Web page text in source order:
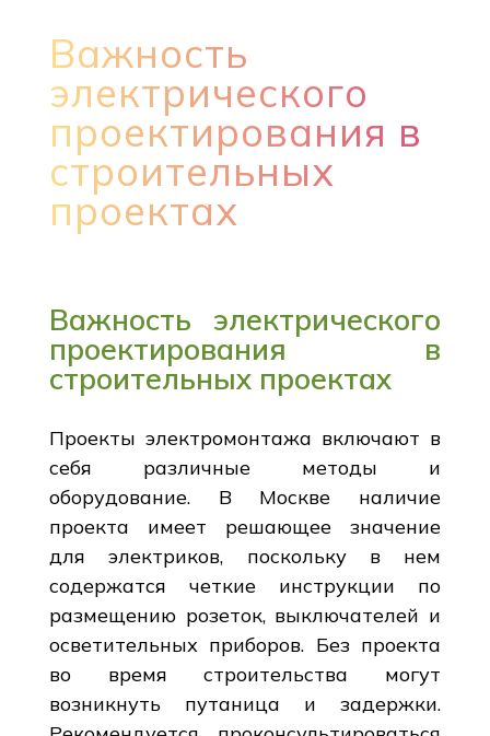
Важность
электрического
проектирования в
строительных
проектах
Важность электрического
проектирования в
строительных проектах
Проекты электромонтажа включают в
себя различные методы и
оборудование. В Москве наличие
проекта имеет решающее значение
для электриков, поскольку в нем
содержатся четкие инструкции по
размещению розеток, выключателей и
осветительных приборов. Без проекта
во время строительства могут
возникнуть путаница и задержки.